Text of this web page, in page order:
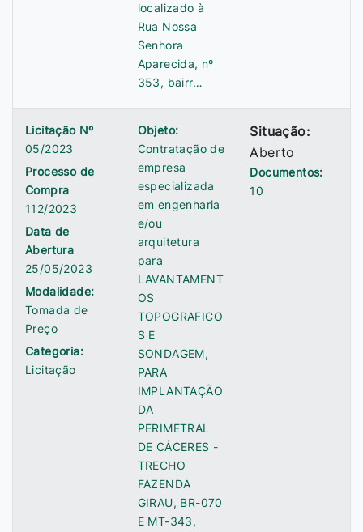
localizado à
Rua Nossa
Senhora
Aparecida, nº
353, bairr…
Licitação Nº
05/2023
Processo de
Compra
112/2023
Data de
Abertura
25/05/2023
Modalidade:
Tomada de
Preço
Categoria:
Licitação
Objeto:
Contratação de
empresa
especializada
em engenharia
e/ou
arquitetura
para
LAVANTAMENT
OS
TOPOGRAFICO
S E
SONDAGEM,
PARA
IMPLANTAÇÃO
DA
PERIMETRAL
DE CÁCERES -
TRECHO
FAZENDA
GIRAU, BR-070
E MT-343,
Situação:
Aberto
Documentos:
10